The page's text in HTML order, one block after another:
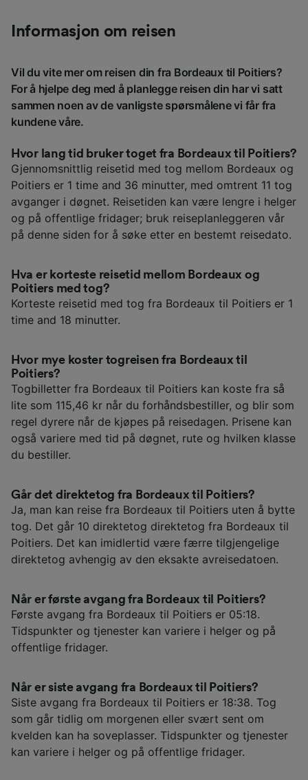
Informasjon om reisen
Vil du vite mer om reisen din fra Bordeaux til Poitiers?
For å hjelpe deg med å planlegge reisen din har vi satt
sammen noen av de vanligste spørsmålene vi får fra
kundene våre.
Hvor lang tid bruker toget fra Bordeaux til Poitiers?
Gjennomsnittlig reisetid med tog mellom Bordeaux og
Poitiers er 1 time and 36 minutter, med omtrent 11 tog
avganger i døgnet. Reisetiden kan være lengre i helger
og på offentlige fridager; bruk reiseplanleggeren vår
på denne siden for å søke etter en bestemt reisedato.
Hva er korteste reisetid mellom Bordeaux og
Poitiers med tog?
Korteste reisetid med tog fra Bordeaux til Poitiers er 1
time and 18 minutter.
Hvor mye koster togreisen fra Bordeaux til
Poitiers?
Togbilletter fra Bordeaux til Poitiers kan koste fra så
lite som 115,46 kr når du forhåndsbestiller, og blir som
regel dyrere når de kjøpes på reisedagen. Prisene kan
også variere med tid på døgnet, rute og hvilken klasse
du bestiller.
Går det direktetog fra Bordeaux til Poitiers?
Ja, man kan reise fra Bordeaux til Poitiers uten å bytte
tog. Det går 10 direktetog direktetog fra Bordeaux til
Poitiers. Det kan imidlertid være færre tilgjengelige
direktetog avhengig av den eksakte avreisedatoen.
Når er første avgang fra Bordeaux til Poitiers?
Første avgang fra Bordeaux til Poitiers er 05:18.
Tidspunkter og tjenester kan variere i helger og på
offentlige fridager.
Når er siste avgang fra Bordeaux til Poitiers?
Siste avgang fra Bordeaux til Poitiers er 18:38. Tog
som går tidlig om morgenen eller svært sent om
kvelden kan ha soveplasser. Tidspunkter og tjenester
kan variere i helger og på offentlige fridager.